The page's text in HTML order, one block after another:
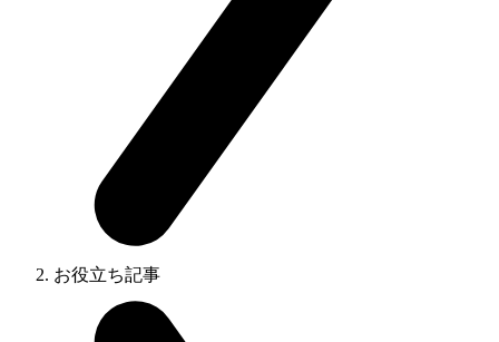
お役立ち記事